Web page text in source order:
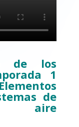
de los
1
de
y aire